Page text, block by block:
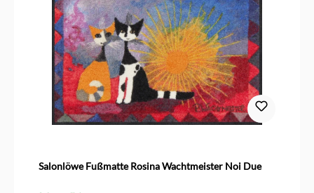
Salonlöwe Fußmatte Rosina Wachtmeister Noi Due